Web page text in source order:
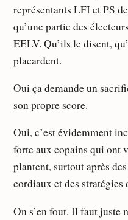
représentants LFI et PS
qu’une partie des
EELV. Qu’ils le disent,
placardent.
Oui ça demande un
son propre score.
Oui, c’est évidemment
forte aux copains qui ont
plantent, surtout après
cordiaux et des stratégies
On s’en fout. Il faut juste